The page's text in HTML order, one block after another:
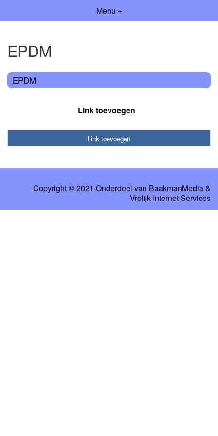
Menu +
EPDM
EPDM
Link toevoegen
Link toevoegen
Copyright © 2021 Onderdeel van BaakmanMedia&
Vrolijk Internet Services